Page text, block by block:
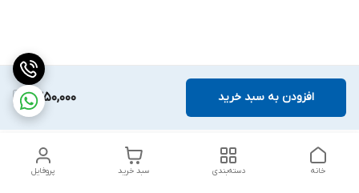
1,350,000 افزودن به سبد خرید
پروفایل سبد خرید دسته‌بندی خانه